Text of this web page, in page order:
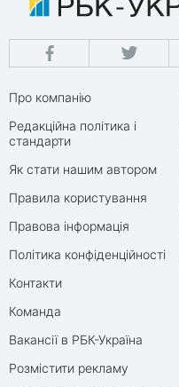
Про компанію
Редакційна політика і
стандарти
Як стати нашим автором
Правила користування
Правова інформація
Політика конфіденційності
Контакти
Команда
Вакансії в РБК-Україна
Розмістити рекламу